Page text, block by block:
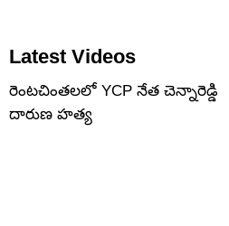
Latest Videos
రెంటచింతలలో YCP నేత చెన్నారెడ్డి
దారుణ హత్య